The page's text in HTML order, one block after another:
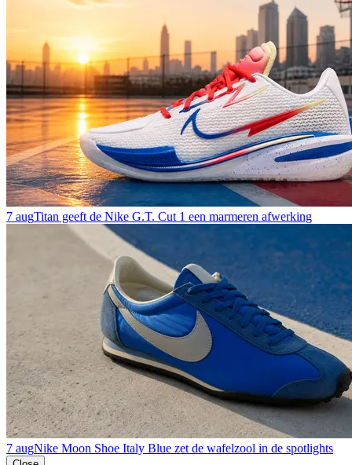
7 augTitan geeft de Nike G.T. Cut 1 een marmeren afwerking
7 augNike Moon Shoe Italy Blue zet de wafelzool in de spotlights